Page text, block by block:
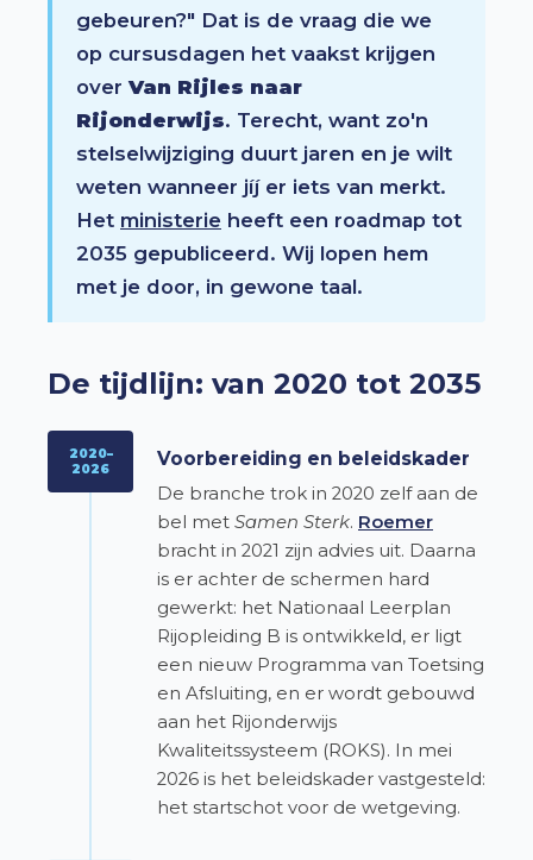
gebeuren?" Dat is de vraag die we
op cursusdagen het vaakst krijgen
over Van Rijles naar
Rijonderwijs. Terecht, want zo'n
stelselwijziging duurt jaren en je wilt
weten wanneer jíj er iets van merkt.
Het ministerie heeft een roadmap tot
2035 gepubliceerd. Wij lopen hem
met je door, in gewone taal.
De tijdlijn: van 2020 tot 2035
2020–
2026
Voorbereiding en beleidskader
De branche trok in 2020 zelf aan de
bel met Samen Sterk. Roemer
bracht in 2021 zijn advies uit. Daarna
is er achter de schermen hard
gewerkt: het Nationaal Leerplan
Rijopleiding B is ontwikkeld, er ligt
een nieuw Programma van Toetsing
en Afsluiting, en er wordt gebouwd
aan het Rijonderwijs
Kwaliteitssysteem (ROKS). In mei
2026 is het beleidskader vastgesteld:
het startschot voor de wetgeving.